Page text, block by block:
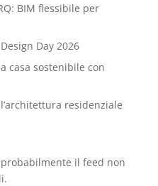
BIM flessibile per
Day 2026
casa sostenibile con
residenziale
il feed non